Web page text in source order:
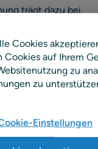
trägt dazu bei,
und
Eine
Waren.
execution app
einen
Cookies
Cookies auf Ihrem
zu
zu
Einstellungen